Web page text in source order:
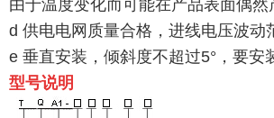
由于温度变化而可能在产品表面偶然
d 供电电网质量合格，进线电压波
e 垂直安装，倾斜度不超过5°，要
型号说明